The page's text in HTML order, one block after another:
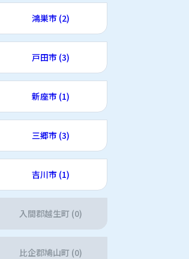
鴻巣市 (2)
戸田市 (3)
新座市 (1)
三郷市 (3)
吉川市 (1)
入間郡越生町 (0)
比企郡鳩山町 (0)